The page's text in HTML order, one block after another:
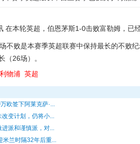
在本轮英超，伯恩茅斯1-0击败富勒姆，已
不败是本赛季英超联赛中保持最长的不败
（26场）。
利物浦 英超
欧签下阿莱克萨·...
变计划，仍将小...
派和谨慎派，对...
米兰时隔32年后重...